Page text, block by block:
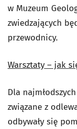
w Muzeum
zwiedzających
przewodnicy.
Warsztaty – jak
Dla
związane z
odbywały się